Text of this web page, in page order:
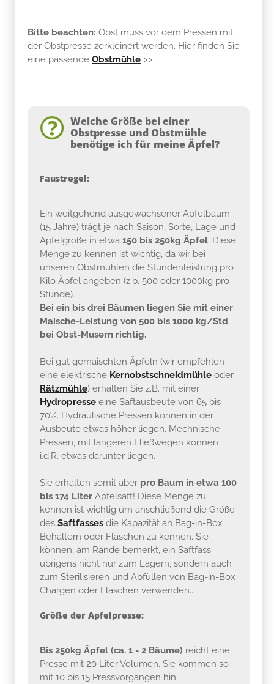
Bitte beachten: Obst muss vor dem Pressen mit
der Obstpresse zerkleinert werden. Hier finden Sie
eine passende Obstmühle >>
Welche Größe bei einer
Obstpresse und Obstmühle
benötige ich für meine Äpfel?
Faustregel:
Ein weitgehend ausgewachsener Apfelbaum
(15 Jahre) trägt je nach Saison, Sorte, Lage und
Apfelgröße in etwa 150 bis 250kg Äpfel. Diese
Menge zu kennen ist wichtig, da wir bei
unseren Obstmühlen die Stundenleistung pro
Kilo Äpfel angeben (z.b. 500 oder 1000kg pro
Stunde).
Bei ein bis drei Bäumen liegen Sie mit einer
Maische-Leistung von 500 bis 1000 kg/Std
bei Obst-Musern richtig.
Bei gut gemaischten Äpfeln (wir empfehlen
eine elektrische Kernobstschneidmühle oder
Rätzmühle) erhalten Sie z.B. mit einer
Hydropresse eine Saftausbeute von 65 bis
70%. Hydraulische Pressen können in der
Ausbeute etwas höher liegen. Mechnische
Pressen, mit längeren Fließwegen können
i.d.R. etwas darunter liegen.
Sie erhalten somit aber pro Baum in etwa 100
bis 174 Liter Apfelsaft! Diese Menge zu
kennen ist wichtig um anschließend die Größe
des Saftfasses die Kapazität an Bag-in-Box
Behältern oder Flaschen zu kennen. Sie
können, am Rande bemerkt, ein Saftfass
übrigens nicht nur zum Lagern, sondern auch
zum Sterilisieren und Abfüllen von Bag-in-Box
Chargen oder Flaschen verwenden...
Größe der Apfelpresse:
Bis 250kg Äpfel (ca. 1 - 2 Bäume) reicht eine
Presse mit 20 Liter Volumen. Sie kommen so
mit 10 bis 15 Pressvorgängen hin.